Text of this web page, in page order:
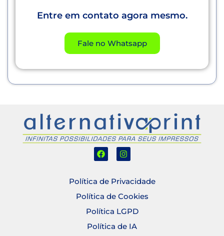
Entre em contato agora mesmo.
Fale no Whatsapp
Política de Privacidade
Política de Cookies
Política LGPD
Política de IA